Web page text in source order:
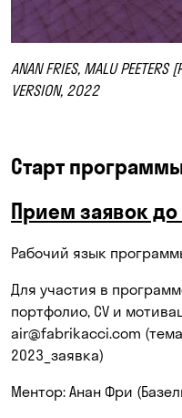
ANAN FRIES, MALU PEETERS
VERSION, 2022
Старт
Прием заявок до
Рабочий язык
Для участия в
портфолио, CV и
air@fabrikacci.com
2023_заявка)
Ментор: Анан Фри